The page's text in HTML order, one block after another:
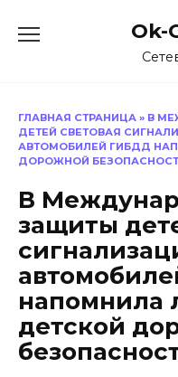
Ok-
ГЛАВНАЯ СТРАНИЦА » В
ДЕТЕЙ СВЕТОВАЯ
АВТОМОБИЛЕЙ ГИБДД
ДОРОЖНОЙ
В
защиты
напомнила
детской